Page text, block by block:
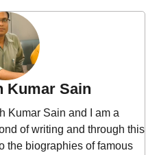
Kumar Sain
Kumar Sain and I am a
of writing and through this
the biographies of famous